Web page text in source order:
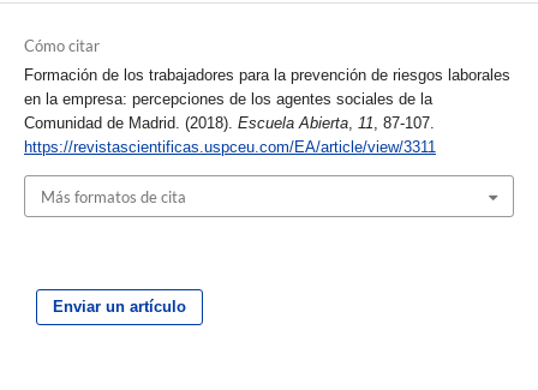
Cómo citar
Formación de los trabajadores para la prevención de riesgos laborales
en la empresa: percepciones de los agentes sociales de la
Comunidad de Madrid. (2018). Escuela Abierta, 11, 87-107.
https://revistascientificas.uspceu.com/EA/article/view/3311
Más formatos de cita
Enviar un artículo